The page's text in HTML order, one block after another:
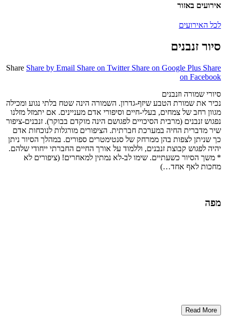
אירועים באזור
לכל האירועים
סיור זנבנים
Share Share by Email Share on Twitter Share on Google Plus Share
on Facebook
סיורי שמורה וזנבנים
נכיר את שמורת הטבע שיזף-גדרון. השמורה הינה שטח בלתי נגוע ומכילה
מגוון רחב של צמחים, בעלי-חיים וסיפורי אדם מעניינים. אם יתמזל מזלנו
נפגוש זנבנים (מרבית הסיכויים לפגושם הינה מוקדם בבוקר). זנבנים-ציפור
שיר מדברית החיה במערכת חברתית. הציפורים מורגלות לנוכחות אדם
כך שניתן לצפות בהן ממרחק של סנטימטרים ספורים. במהלך הסיור ניתן
יהיה לפגוש קבוצת זנבנים, וללמוד על אורך החיים החברתי ייחודי שלהם.
* משך הסיור כשעתיים. שימו לב-לא נמתין למאחרים! (ציפורים לא
מחכות לאף אחד…)
מפה
Read More